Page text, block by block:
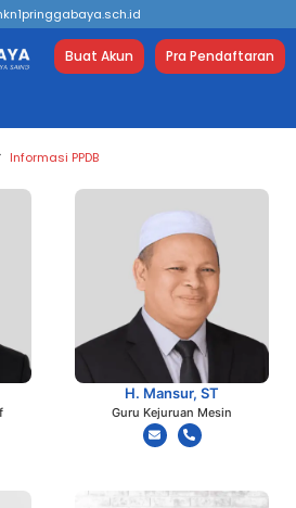
Buat Akun Pra Pendaftaran
Informasi PPDB
H. Mansur, ST
Guru Kejuruan Mesin